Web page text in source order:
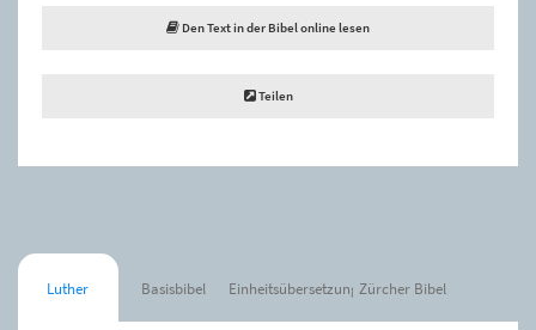
Den Text in der Bibel online lesen
Teilen
Luther Basisbibel Einheitsübersetzung Zürcher Bibel